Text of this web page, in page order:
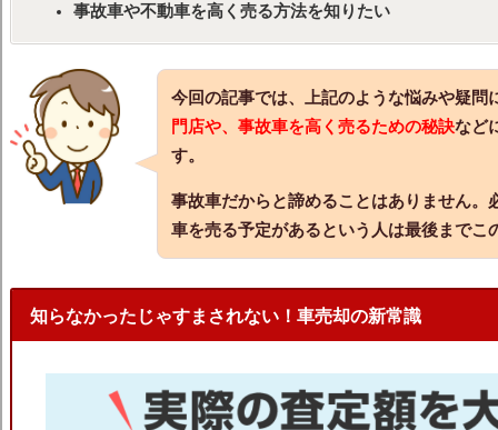
事故車や不動車を高く売る方法を知りたい
今回の記事では、上記のような悩みや疑問
門店や、事故車を高く売るための秘訣など
す。
事故車だからと諦めることはありません。
車を売る予定があるという人は最後までこ
知らなかったじゃすまされない！車売却の新常識